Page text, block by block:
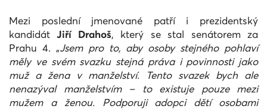
Mezi poslední jmenované patří i prezidentský
kandidátJiří Drahoš, který se stal senátorem za
Prahu 4. „Jsem pro to, aby osoby stejného pohlaví
měly ve svém svazku stejná práva i povinnosti jako
muž a žena v manželství. Tento svazek bych ale
nenazýval manželstvím – to existuje pouze mezi
mužem a ženou. Podporuji adopci dětí osobami